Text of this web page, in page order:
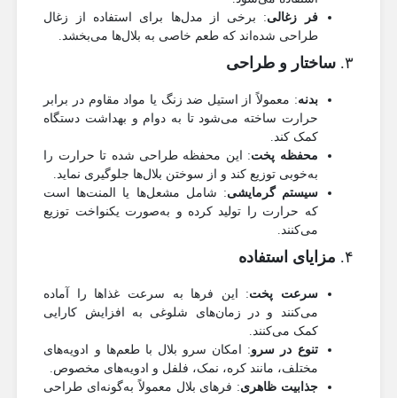
فر زغالی: برخی از مدل‌ها برای استفاده از زغال
طراحی شده‌اند که طعم خاصی به بلال‌ها می‌بخشد.
۳. ساختار و طراحی
بدنه: معمولاً از استیل ضد زنگ یا مواد مقاوم در برابر
حرارت ساخته می‌شود تا به دوام و بهداشت دستگاه
کمک کند.
محفظه پخت: این محفظه طراحی شده تا حرارت را
به‌خوبی توزیع کند و از سوختن بلال‌ها جلوگیری نماید.
سیستم گرمایشی : شامل مشعل‌ها یا المنت‌ها است
که حرارت را تولید کرده و به‌صورت یکنواخت توزیع
می‌کنند.
۴. مزایای استفاده
سرعت پخت: این فرها به سرعت غذاها را آماده
می‌کنند و در زمان‌های شلوغی به افزایش کارایی
کمک می‌کنند.
تنوع در سرو : امکان سرو بلال با طعم‌ها و ادویه‌های
مختلف، مانند کره، نمک، فلفل و ادویه‌های مخصوص.
جذابیت ظاهری: فرهای بلال معمولاً به‌گونه‌ای طراحی